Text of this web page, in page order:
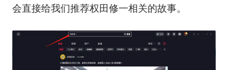
会直接给我们推荐权田修一相关的故事。